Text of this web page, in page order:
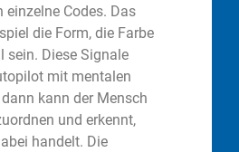
einzelne Codes. Das
die Form, die Farbe
sein. Diese Signale
mit mentalen
kann der Mensch
und erkennt,
handelt. Die